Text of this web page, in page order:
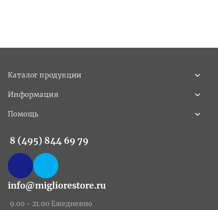
Каталог продукции
Информация
Помощь
8 (495) 844 69 79
info@migliorestore.ru
9.00 - 21.00 Ежедневно